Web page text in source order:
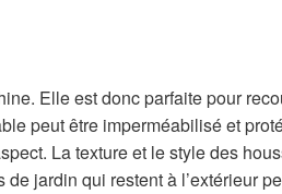
Elle est donc parfaite pour
peut être imperméabilisé et
La texture et le style des
jardin qui restent à l’extérieur